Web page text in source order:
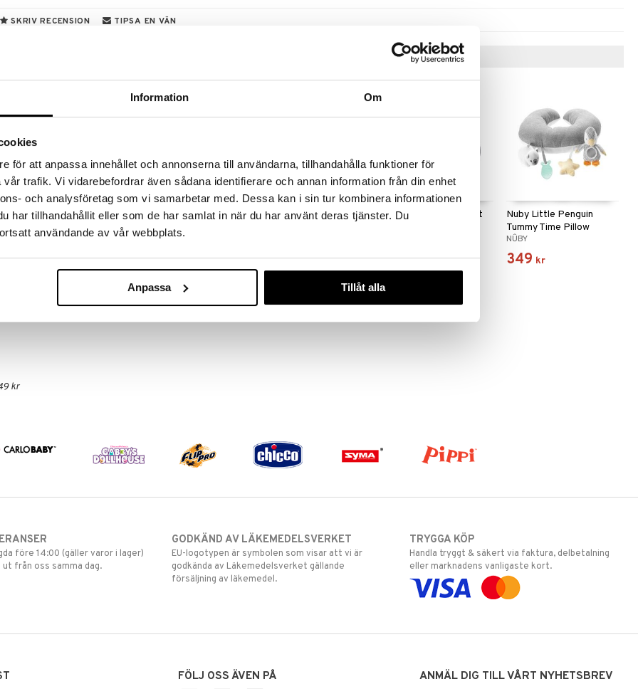
Information Om
för att anpassa innehållet och annonserna till användarna, tillhandahålla funktioner för
trafik. Vi vidarebefordrar även sådana identifierare och annan information från din enhet
och analysföretag som vi samarbetar med. Dessa kan i sin tur kombinera informationen
har tillhandahållit eller som de har samlat in när du har använt deras tjänster. Du
användande av vår webbplats.
Anpassa Tillåt alla
SKRIV RECENSION TIPSA EN VÄN
fynden
fynda under vår stora rea. Just nu är varuhuset
reapriser på mängder av spännande
kan fort ta slut!
»
perfekt för bebisen som ska bygga nack-, bröst- &
spegel, pip- & bitleksak.
kr
Tips till dig
Nuby Animal Adventure
299 kr (ord.649kr)
-54%
Nuby Little Penguin Sit
499 kr
Nuby Little Penguin
Tummy Time Pillow
NÛBY
349 kr
före 14:00 (gäller varor i lager)
från oss samma dag.
GODKÄND AV LÄKEMEDELSVERKET
EU-logotypen är symbolen som visar att vi är
godkända av Läkemedelsverket gällande
försäljning av läkemedel.
TRYGGA KÖP
Handla tryggt & säkert via faktura, delbetalning
eller marknadens vanligaste kort.
FÖLJ OSS ÄVEN PÅ ANMÄL DIG TILL VÅRT NYHETSBREV